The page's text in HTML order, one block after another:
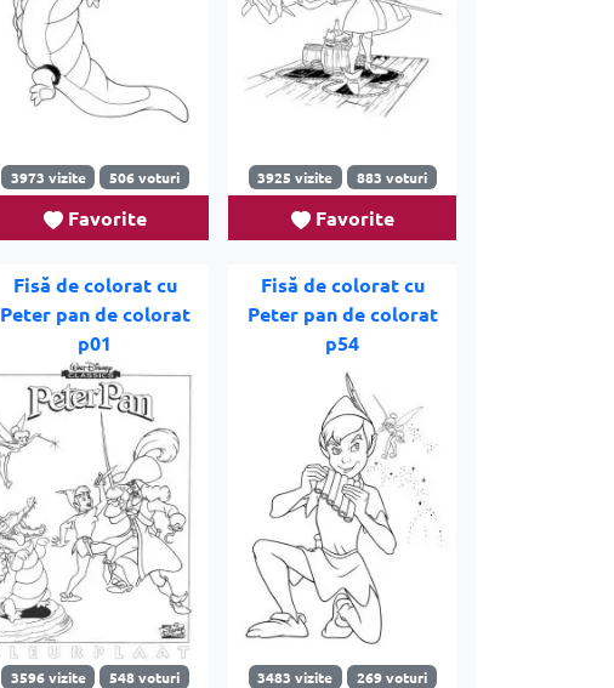
3973 vizite 506 voturi
Favorite
3925 vizite 883 voturi
Favorite
Fisă de colorat cu
Peter pan de colorat
p01
3596 vizite 548 voturi
Fisă de colorat cu
Peter pan de colorat
p54
3483 vizite 269 voturi